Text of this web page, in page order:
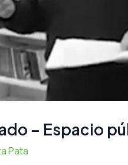
– Espacio
Pata